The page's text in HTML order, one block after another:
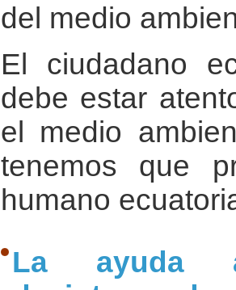
del medio
El ciudadano
debe estar
el medio
tenemos que
humano
La ayuda